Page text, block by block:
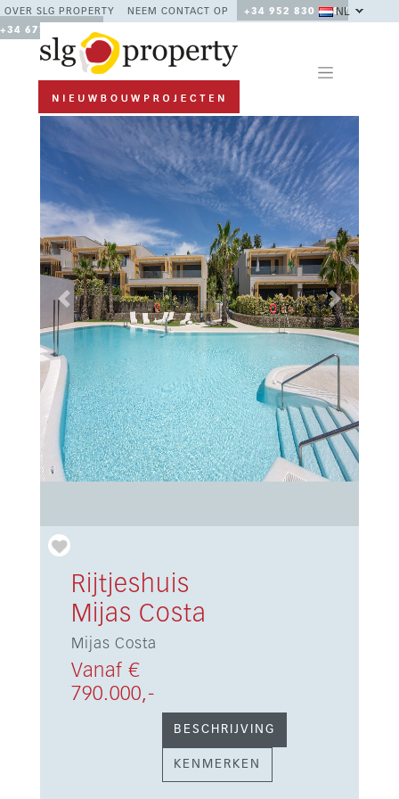
OVER SLG PROPERTY NEEM CONTACT OP
+34 952 830 378 /
+34 677 670 480
NL
Previous Next
Rijtjeshuis
Mijas Costa
Mijas Costa
Vanaf €
790.000,-
BESCHRIJVING
KENMERKEN